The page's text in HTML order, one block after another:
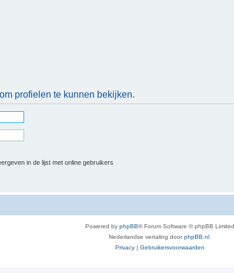
profielen te kunnen bekijken.
in de lijst met online gebruikers
Powered by phpBB® Forum Software © phpBB Limited
Nederlandse vertaling doorphpBB.nl .
Privacy
Gebruikersvoorwaarden